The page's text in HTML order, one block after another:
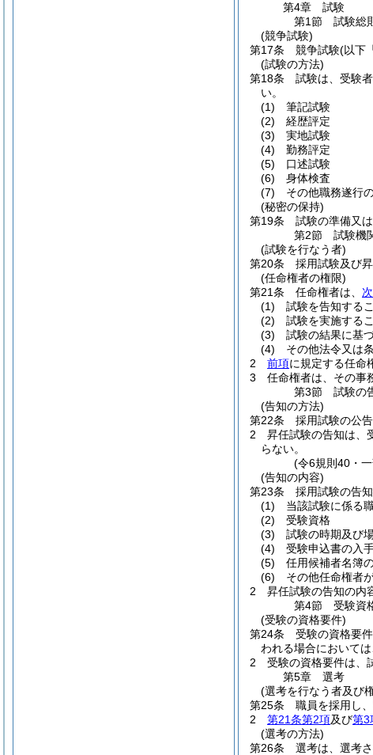
第4章
試験
第1節
試験総
(競争試験)
第17条
競争試験(以下
(試験の方法)
第18条
試験は、受験
い。
(1)
筆記試験
(2)
経歴評定
(3)
実地試験
(4)
勤務評定
(5)
口述試験
(6)
身体検査
(7)
その他職務遂行
(秘密の保持)
第19条
試験の準備又
第2節
試験機
(試験を行なう者)
第20条
採用試験及び
(任命権者の権限)
第21条
任命権者は、
(1)
試験を告知するこ
(2)
試験を実施するこ
(3)
試験の結果に基
(4)
その他法令又は
2
前項に規定する任命
3
任命権者は、その事
第3節
試験の
(告知の方法)
第22条
採用試験の公告
2
昇任試験の告知は、
らない。
(令6規則40・
(告知の内容)
第23条
採用試験の告知
(1)
当該試験に係る
(2)
受験資格
(3)
試験の時期及び
(4)
受験申込書の入
(5)
任用候補者名簿
(6)
その他任命権者
2
昇任試験の告知の内
第4節
受験資
(受験の資格要件)
第24条
受験の資格要
われる場合において
2
受験の資格要件は、
第5章
選考
(選考を行なう者及び
第25条
職員を採用し
2
第21条第2項及び第3
(選考の方法)
第26条
選考は、選考